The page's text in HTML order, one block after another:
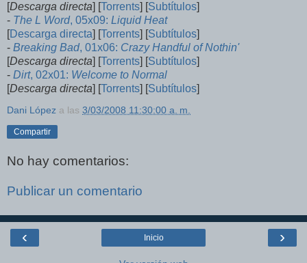
[Descarga directa] [Torrents] [Subtítulos]
- The L Word, 05x09: Liquid Heat
[Descarga directa] [Torrents] [Subtítulos]
- Breaking Bad, 01x06: Crazy Handful of Nothin'
[Descarga directa] [Torrents] [Subtítulos]
- Dirt, 02x01: Welcome to Normal
[Descarga directa] [Torrents] [Subtítulos]
Dani López a las 3/03/2008 11:30:00 a. m.
Compartir
No hay comentarios:
Publicar un comentario
‹ ›
Inicio